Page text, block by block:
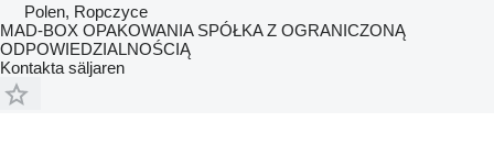
Polen, Ropczyce
MAD-BOX OPAKOWANIA SPÓŁKA Z OGRANICZONĄ
ODPOWIEDZIALNOŚCIĄ
Kontakta säljaren